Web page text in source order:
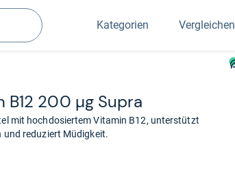
Suchen
Kategorien Vergleichen
200 µg Supra
mit hochdosiertem Vitamin B12, unterstützt
reduziert Müdigkeit.